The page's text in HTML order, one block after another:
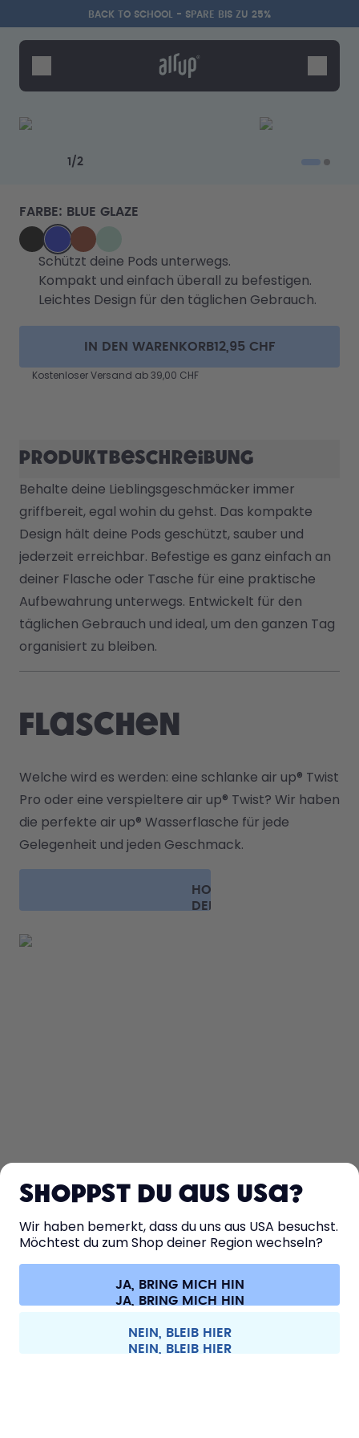
Zum Hauptinhalt springen
Erklärung zur BarrierefreiheitBACK TO SCHOOL - SPARE BIS ZU 25%
Flaschen
Duft-Pods
Back2School
25%
Hilfe & FAQ
Flaschen vergleichen
1 /2
FARBE: BLUE GLAZE
BLACKBLUE_GLAZE
BURGUNDY_PLUM
MINT_MACARON
Schützt deine Pods unterwegs.
Kompakt und einfach überall zu befestigen.
Leichtes Design für den täglichen Gebrauch.
IN DEN WARENKORB12,95 CHF
Kostenloser Versand ab 39,00 CHF
Produktbeschreibung
Behalte deine Lieblingsgeschmäcker immer
griffbereit, egal wohin du gehst. Das kompakte
Design hält deine Pods geschützt, sauber und
jederzeit erreichbar. Befestige es ganz einfach an
deiner Flasche oder Tasche für eine praktische
Aufbewahrung unterwegs. Entwickelt für den
täglichen Gebrauch und ideal, um den ganzen Tag
organisiert zu bleiben.
Flaschen
Welche wird es werden: eine schlanke air up® Twist
Pro oder eine verspieltere air up® Twist? Wir haben
die perfekte air up® Wasserflasche für jede
Gelegenheit und jeden Geschmack.
HOL DIR
DEINE
KONTAKT
Cookie-Einstellungen AGB Datenschutz
Alle Preise sind inklusive Mehrwertsteuer und zzgl. Versandkosten.
Shoppst du aus USA?
Wir haben bemerkt, dass du uns aus USA besuchst.
Möchtest du zum Shop deiner Region wechseln?
JA, BRING MICH HIN
NEIN, BLEIB HIER